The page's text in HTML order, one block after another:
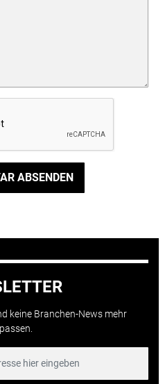
ABSENDEN
keine Branchen-News mehr